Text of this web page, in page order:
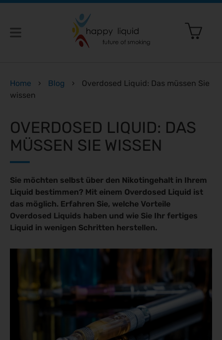
Was gerade geplant ist – und was das für dich
die Liquidsteuer
zu umgehen?
nicht
und synthetischen Cannabinoiden
um E-Zigaretten einfach erklärt
richtig!
& Funktion
Home › Blog ›
Overdosed Liquid: Das müssen Sie
wissen
OVERDOSED LIQUID: DAS
MÜSSEN SIE WISSEN
Sie möchten selbst über den Nikotingehalt in Ihrem
Liquid bestimmen? Mit einem Overdosed Liquid ist
das möglich. Erfahren Sie, welche Vorteile
Overdosed Liquids haben und wie Sie Ihr fertiges
Liquid in wenigen Schritten herstellen.